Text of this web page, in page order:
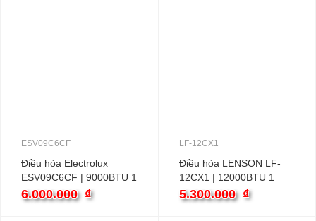
ESV09C6CF
Điều hòa Electrolux
ESV09C6CF | 9000BTU 1
chiều inverter
6.000.000 ₫
LF-12CX1
Điều hòa LENSON LF-
12CX1 | 12000BTU 1
chiều
5.300.000 ₫